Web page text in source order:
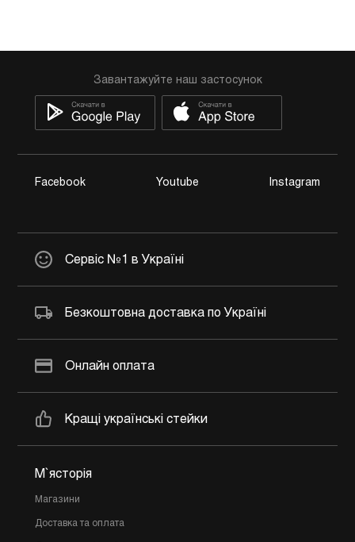
Завантажуйте наш застосунок
Facebook Youtube Instagram
Сервіс №1 в Україні
Безкоштовна доставка по Україні
Онлайн оплата
Кращі українські стейки
М`ясторія
Магазини
Доставка та оплата